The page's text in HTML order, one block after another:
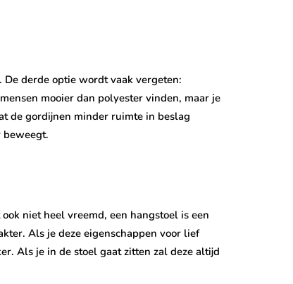
derde optie wordt vaak vergeten:
mooier dan polyester vinden, maar je
de gordijnen minder ruimte in beslag
beweegt.
niet heel vreemd, een hangstoel is een
Als je deze eigenschappen voor lief
Als je in de stoel gaat zitten zal deze altijd